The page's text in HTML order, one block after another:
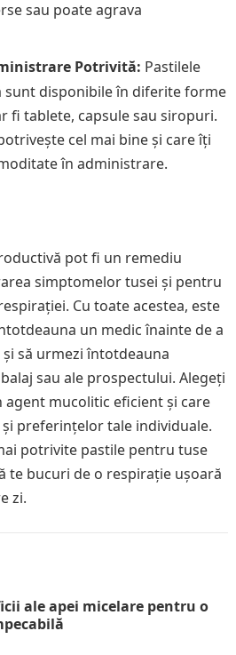
sau poate agrava
Potrivită: Pastilele
disponibile în diferite forme
fi tablete, capsule sau siropuri.
cel mai bine și care îți
în administrare.
pot fi un remediu
simptomelor tusei și pentru
Cu toate acestea, este
un medic înainte de a
să urmezi întotdeauna
sau ale prospectului. Alegeți
agent mucolitic eficient și care
preferințelor tale individuale.
potrivite pastile pentru tuse
te bucuri de o respirație ușoară
zi.
ale apei micelare pentru o